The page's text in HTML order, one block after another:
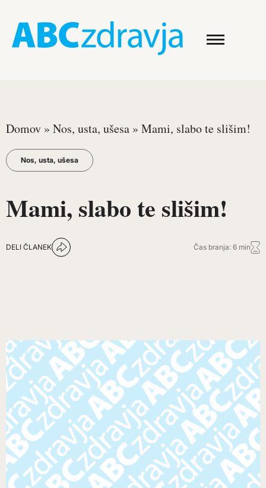
Domov » Nos, usta, ušesa » Mami, slabo te slišim!
Nos, usta, ušesa
Mami, slabo te slišim!
DELI ČLANEK Čas branja: 6 min